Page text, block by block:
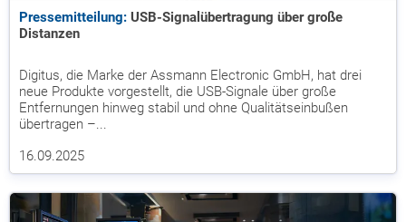
Pressemitteilung: USB-Signalübertragung über große
Distanzen
Digitus, die Marke der Assmann Electronic GmbH, hat drei
neue Produkte vorgestellt, die USB-Signale über große
Entfernungen hinweg stabil und ohne Qualitätseinbußen
übertragen –...
16.09.2025